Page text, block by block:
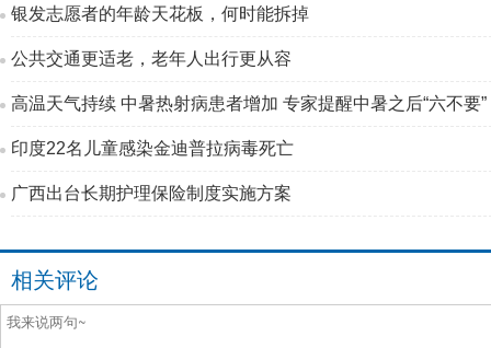
银发志愿者的年龄天花板，何时能拆掉
公共交通更适老，老年人出行更从容
高温天气持续 中暑热射病患者增加 专家提醒中暑之后“六不要”
印度22名儿童感染金迪普拉病毒死亡
广西出台长期护理保险制度实施方案
相关评论